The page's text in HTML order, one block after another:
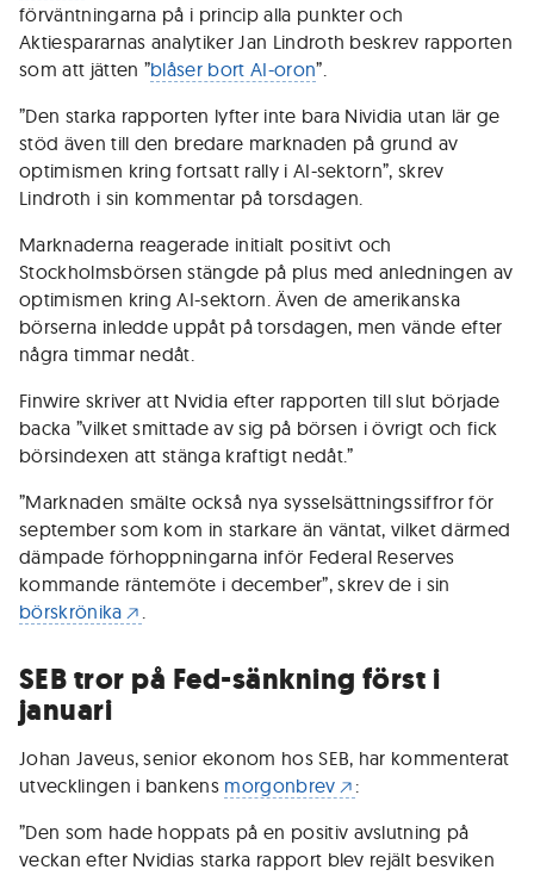
förväntningarna på i princip alla punkter och
Aktiespararnas analytiker Jan Lindroth beskrev rapporten
som att jätten ”blåser bort AI-oron”.
”Den starka rapporten lyfter inte bara Nividia utan lär ge
stöd även till den bredare marknaden på grund av
optimismen kring fortsatt rally i AI-sektorn”, skrev
Lindroth i sin kommentar på torsdagen.
Marknaderna reagerade initialt positivt och
Stockholmsbörsen stängde på plus med anledningen av
optimismen kring AI-sektorn. Även de amerikanska
börserna inledde uppåt på torsdagen, men vände efter
några timmar nedåt.
Finwire skriver att Nvidia efter rapporten till slut började
backa ”vilket smittade av sig på börsen i övrigt och fick
börsindexen att stänga kraftigt nedåt.”
”Marknaden smälte också nya sysselsättningssiffror för
september som kom in starkare än väntat, vilket därmed
dämpade förhoppningarna inför Federal Reserves
kommande räntemöte i december”, skrev de i sin
börskrönika
.
SEB tror på Fed-sänkning först i
januari
Johan Javeus, senior ekonom hos SEB, har kommenterat
utvecklingen i bankens morgonbrev
:
”Den som hade hoppats på en positiv avslutning på
veckan efter Nvidias starka rapport blev rejält besviken